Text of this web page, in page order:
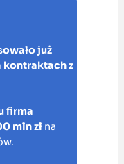
już
kontraktach z
firma
mln zł na